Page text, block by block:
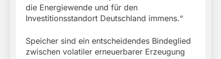
die Energiewende und für den
Investitionsstandort Deutschland immens.“
Speicher sind ein entscheidendes Bindeglied
zwischen volatiler erneuerbarer Erzeugung